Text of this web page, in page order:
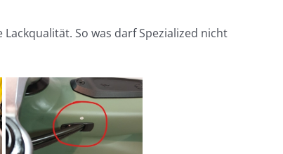
So was darf Spezialized nicht